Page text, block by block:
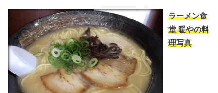
ラーメン食
堂 暖やの料
理写真